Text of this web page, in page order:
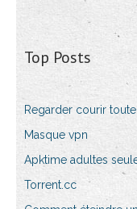
Top Posts
Regarder courir
Masque vpn
Apktime adultes
Torrent.cc